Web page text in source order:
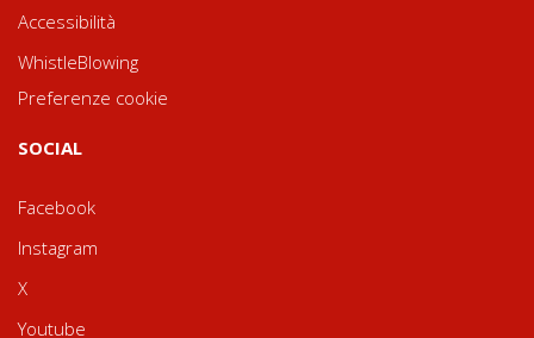
Accessibilità
WhistleBlowing
Preferenze cookie
SOCIAL
Facebook
Instagram
X
Youtube